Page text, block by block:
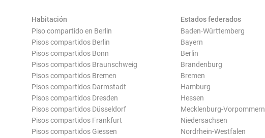
Habitación
Piso compartido en Berlin
Pisos compartidos Berlin
Pisos compartidos Bonn
Pisos compartidos Braunschweig
Pisos compartidos Bremen
Pisos compartidos Darmstadt
Pisos compartidos Dresden
Pisos compartidos Düsseldorf
Pisos compartidos Frankfurt
Pisos compartidos Giessen
Estados federados
Baden-Württemberg
Bayern
Berlin
Brandenburg
Bremen
Hamburg
Hessen
Mecklenburg-Vorpommern
Niedersachsen
Nordrhein-Westfalen